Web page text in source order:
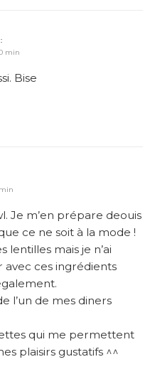
min
Bise
Je m’en prépare deouis
ce ne soit à la mode !
lentilles mais je n’ai
avec ces ingrédients
l’un de mes diners
qui me permettent
plaisirs gustatifs ^^